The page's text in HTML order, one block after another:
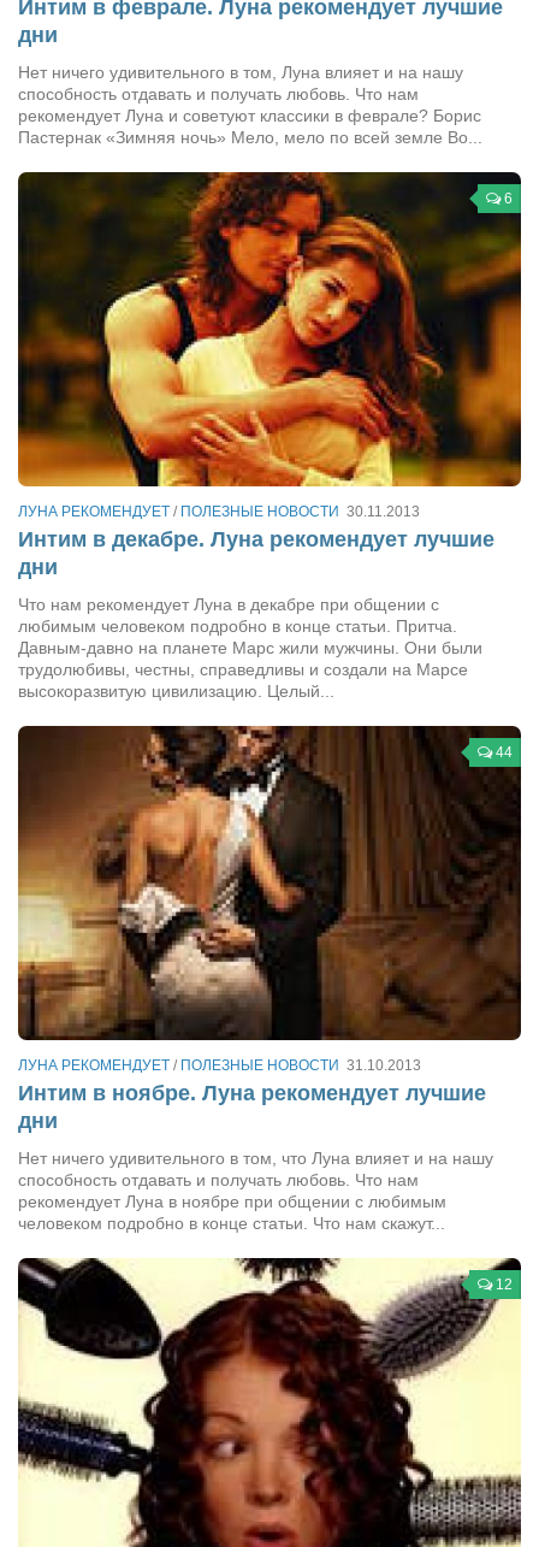
Конкурсы
Конкурс «Колибри» 2016
Конкурс «Колибри» 2015
Конкурс «Колибри» 2014
Литературный конкурс «Я люблю Украину»
Конкурс «Колибри — детям!» 2014
Конкурс «Колибри» 2013
Интервью
Афиша
Афиша Киев
Афиша Сумы
Интим в феврале. Луна рекомендует лучшие
дни
Нет ничего удивительного в том, Луна влияет и на нашу
способность отдавать и получать любовь. Что нам
рекомендует Луна и советуют классики в феврале? Борис
Пастернак «Зимняя ночь» Мело, мело по всей земле Во...
6
ЛУНА РЕКОМЕНДУЕТ / ПОЛЕЗНЫЕ НОВОСТИ 30.11.2013
Интим в декабре. Луна рекомендует лучшие
дни
Что нам рекомендует Луна в декабре при общении с
любимым человеком подробно в конце статьи. Притча.
Давным-давно на планете Марс жили мужчины. Они были
трудолюбивы, честны, справедливы и создали на Марсе
высокоразвитую цивилизацию. Целый...
44
ЛУНА РЕКОМЕНДУЕТ / ПОЛЕЗНЫЕ НОВОСТИ 31.10.2013
Интим в ноябре. Луна рекомендует лучшие
дни
Нет ничего удивительного в том, что Луна влияет и на нашу
способность отдавать и получать любовь. Что нам
рекомендует Луна в ноябре при общении с любимым
человеком подробно в конце статьи. Что нам скажут...
12